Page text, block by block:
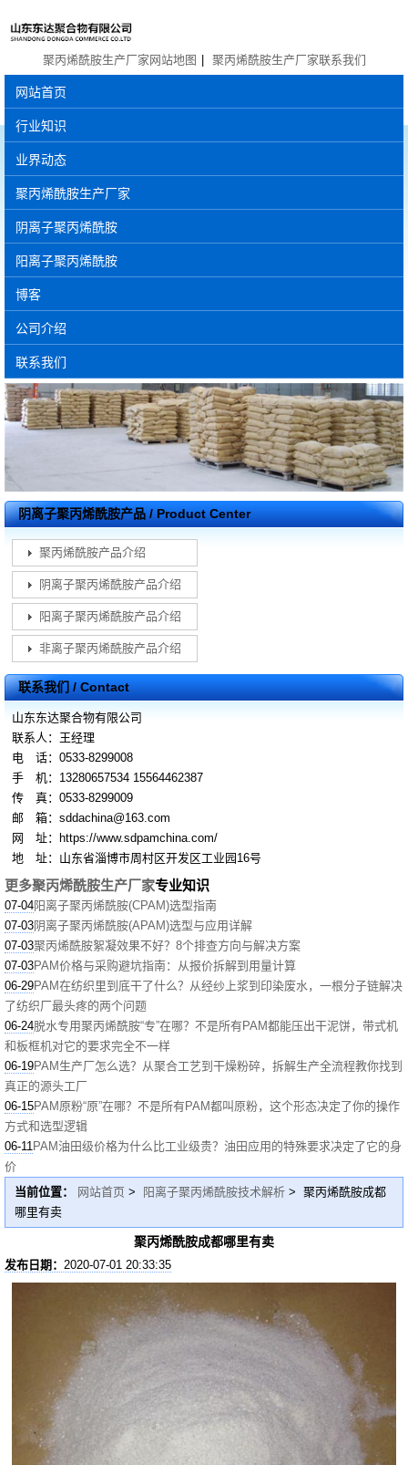
聚丙烯酰胺生产厂家网站地图 聚丙烯酰胺生产厂家联系我们
网站首页
行业知识
业界动态
聚丙烯酰胺生产厂家
阴离子聚丙烯酰胺
阳离子聚丙烯酰胺
博客
公司介绍
联系我们
阴离子聚丙烯酰胺产品 / Product Center
聚丙烯酰胺产品介绍
阴离子聚丙烯酰胺产品介绍
阳离子聚丙烯酰胺产品介绍
非离子聚丙烯酰胺产品介绍
联系我们 / Contact
山东东达聚合物有限公司
联系人：王经理
电 话：0533-8299008
手 机：13280657534 15564462387
传 真：0533-8299009
邮 箱：sddachina@163.com
网 址：https://www.sdpamchina.com/
地 址：山东省淄博市周村区开发区工业园16号
更多聚丙烯酰胺生产厂家专业知识
07-04阳离子聚丙烯酰胺(CPAM)选型指南
07-03阴离子聚丙烯酰胺(APAM)选型与应用详解
07-03聚丙烯酰胺絮凝效果不好？8个排查方向与解决方案
07-03PAM价格与采购避坑指南：从报价拆解到用量计算
06-29PAM在纺织里到底干了什么？从经纱上浆到印染废水，一根分子链解决
了纺织厂最头疼的两个问题
06-24脱水专用聚丙烯酰胺“专”在哪？不是所有PAM都能压出干泥饼，带式机
和板框机对它的要求完全不一样
06-19PAM生产厂怎么选？从聚合工艺到干燥粉碎，拆解生产全流程教你找到
真正的源头工厂
06-15PAM原粉“原”在哪？不是所有PAM都叫原粉，这个形态决定了你的操作
方式和选型逻辑
06-11 PAM油田级价格为什么比工业级贵？油田应用的特殊要求决定了它的身
价
当前位置：
网站首页 > 阳离子聚丙烯酰胺技术解析 > 聚丙烯酰胺成都
哪里有卖
聚丙烯酰胺成都哪里有卖
发布日期： 2020-07-01 20:33:35